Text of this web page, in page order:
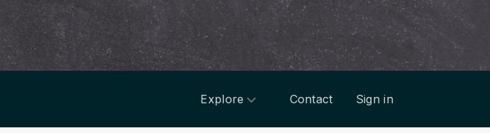
Explore Contact Sign in